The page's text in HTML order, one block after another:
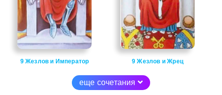
9 Жезлов и Император 9 Жезлов и Жрец
еще сочетания